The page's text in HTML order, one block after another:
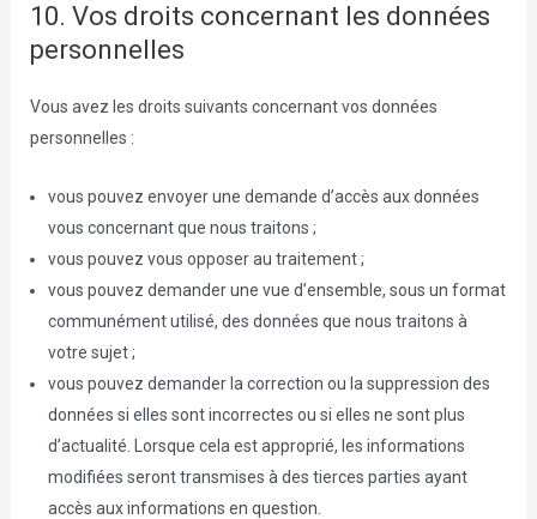
10. Vos droits concernant les données
personnelles
Vous avez les droits suivants concernant vos données
personnelles :
vous pouvez envoyer une demande d’accès aux données
vous concernant que nous traitons ;
vous pouvez vous opposer au traitement ;
vous pouvez demander une vue d’ensemble, sous un format
communément utilisé, des données que nous traitons à
votre sujet ;
vous pouvez demander la correction ou la suppression des
données si elles sont incorrectes ou si elles ne sont plus
d’actualité. Lorsque cela est approprié, les informations
modifiées seront transmises à des tierces parties ayant
accès aux informations en question.